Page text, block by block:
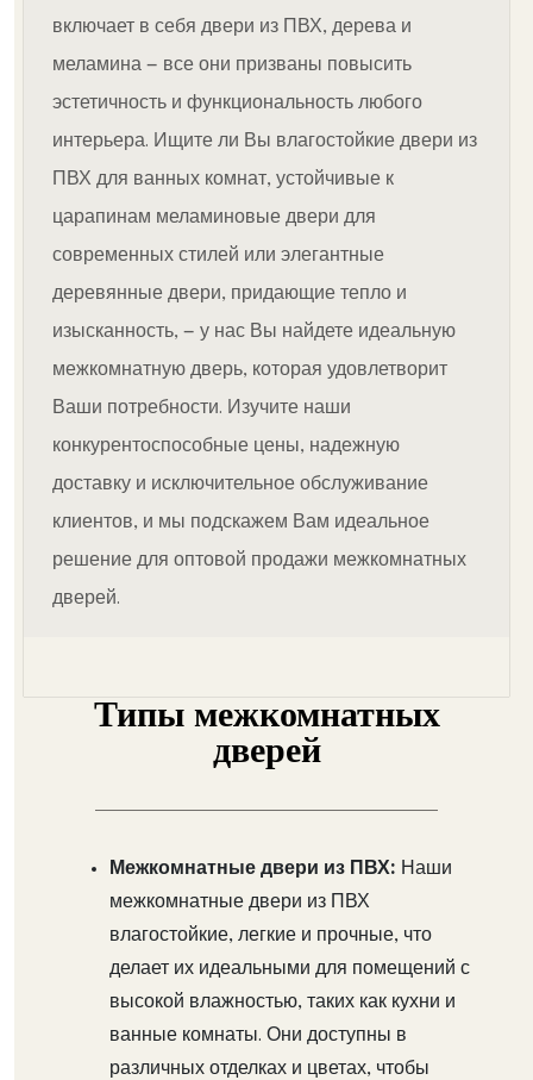
включает в себя двери из ПВХ, дерева и
меламина — все они призваны повысить
эстетичность и функциональность любого
интерьера. Ищите ли Вы влагостойкие двери из
ПВХ для ванных комнат, устойчивые к
царапинам меламиновые двери для
современных стилей или элегантные
деревянные двери, придающие тепло и
изысканность, — у нас Вы найдете идеальную
межкомнатную дверь, которая удовлетворит
Ваши потребности. Изучите наши
конкурентоспособные цены, надежную
доставку и исключительное обслуживание
клиентов, и мы подскажем Вам идеальное
решение для оптовой продажи межкомнатных
дверей.
Типы межкомнатных
дверей
Межкомнатные двери из ПВХ: Наши
межкомнатные двери из ПВХ
влагостойкие, легкие и прочные, что
делает их идеальными для помещений с
высокой влажностью, таких как кухни и
ванные комнаты. Они доступны в
различных отделках и цветах, чтобы